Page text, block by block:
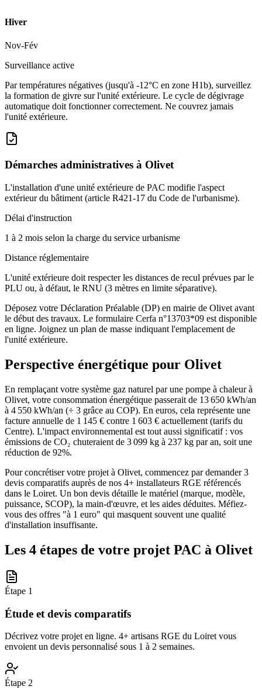
Hiver
Nov-Fév
Surveillance active
Par températures négatives (jusqu'à -12°C en zone H1b), surveillez
la formation de givre sur l'unité extérieure. Le cycle de dégivrage
automatique doit fonctionner correctement. Ne couvrez jamais
l'unité extérieure.
Démarches administratives à Olivet
L'installation d'une unité extérieure de PAC modifie l'aspect
extérieur du bâtiment (article R421-17 du Code de l'urbanisme).
Délai d'instruction
1 à 2 mois selon la charge du service urbanisme
Distance réglementaire
L'unité extérieure doit respecter les distances de recul prévues par le
PLU ou, à défaut, le RNU (3 mètres en limite séparative).
Déposez votre Déclaration Préalable (DP) en mairie de Olivet avant
le début des travaux. Le formulaire Cerfa n°13703*09 est disponible
en ligne. Joignez un plan de masse indiquant l'emplacement de
l'unité extérieure.
Perspective énergétique pour Olivet
En remplaçant votre système gaz naturel par une pompe à chaleur à
Olivet, votre consommation énergétique passerait de 13 650 kWh/an
à 4 550 kWh/an (÷ 3 grâce au COP). En euros, cela représente une
facture annuelle de 1 145 € contre 1 603 € actuellement (tarifs du
Centre). L'impact environnemental est tout aussi significatif : vos
émissions de CO₂ chuteraient de 3 099 kg à 237 kg par an, soit une
réduction de 92%.
Pour concrétiser votre projet à Olivet, commencez par demander 3
devis comparatifs auprès de nos 4+ installateurs RGE référencés
dans le Loiret. Un bon devis détaille le matériel (marque, modèle,
puissance, SCOP), la main-d'œuvre, et les aides déduites. Méfiez-
vous des offres "à 1 euro" qui masquent souvent une qualité
d'installation insuffisante.
Les 4 étapes de votre projet PAC à Olivet
Étape 1
Étude et devis comparatifs
Décrivez votre projet en ligne. 4+ artisans RGE du Loiret vous
envoient un devis personnalisé sous 1 à 2 semaines.
Étape 2